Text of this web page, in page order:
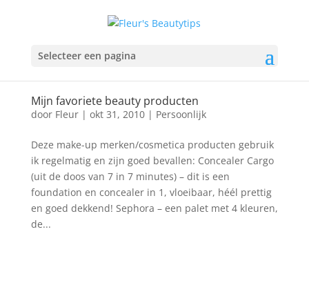
Selecteer een pagina
Mijn favoriete beauty producten
door Fleur| okt 31, 2010| Persoonlijk
Deze make-up merken/cosmetica producten gebruik
ik regelmatig en zijn goed bevallen: Concealer Cargo
(uit de doos van 7 in 7 minutes) – dit is een
foundation en concealer in 1, vloeibaar, héél prettig
en goed dekkend! Sephora – een palet met 4 kleuren,
de...